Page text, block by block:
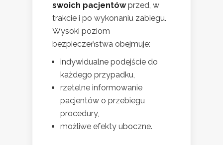
swoich pacjentówprzed, w
trakcie i po wykonaniu zabiegu.
Wysoki poziom
bezpieczeństwa obejmuje:
indywidualne podejście do
każdego przypadku,
rzetelne informowanie
pacjentów o przebiegu
procedury,
możliwe efekty uboczne.